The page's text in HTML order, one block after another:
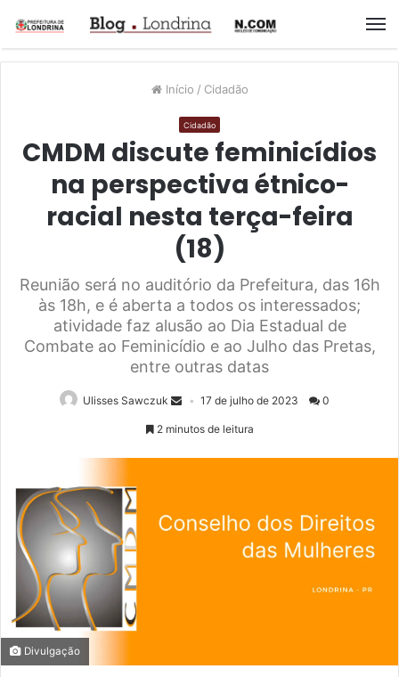
Início / Cidadão
Cidadão
CMDM discute feminicídios
na perspectiva étnico-
racial nesta terça-feira
(18)
Reunião será no auditório da Prefeitura, das 16h
às 18h, e é aberta a todos os interessados;
atividade faz alusão ao Dia Estadual de
Combate ao Feminicídio e ao Julho das Pretas,
entre outras datas
Ulisses Sawczuk 17 de julho de 2023 0
2 minutos de leitura
Divulgação